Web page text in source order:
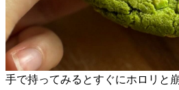
手で持ってみるとすぐにホロリと